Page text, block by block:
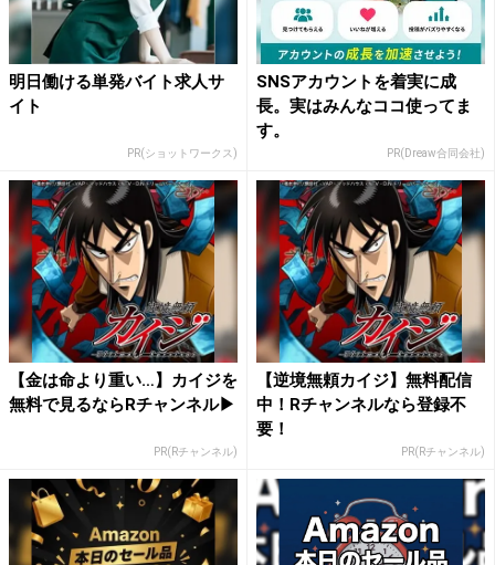
明日働ける単発バイト求人サ
イト
PR(ショットワークス)
SNSアカウントを着実に成
長。実はみんなココ使ってま
す。
PR(Dreaw合同会社)
【金は命より重い…】カイジを
無料で見るならRチャンネル▶︎
PR(Rチャンネル)
【逆境無頼カイジ】無料配信
中！Rチャンネルなら登録不
要！
PR(Rチャンネル)